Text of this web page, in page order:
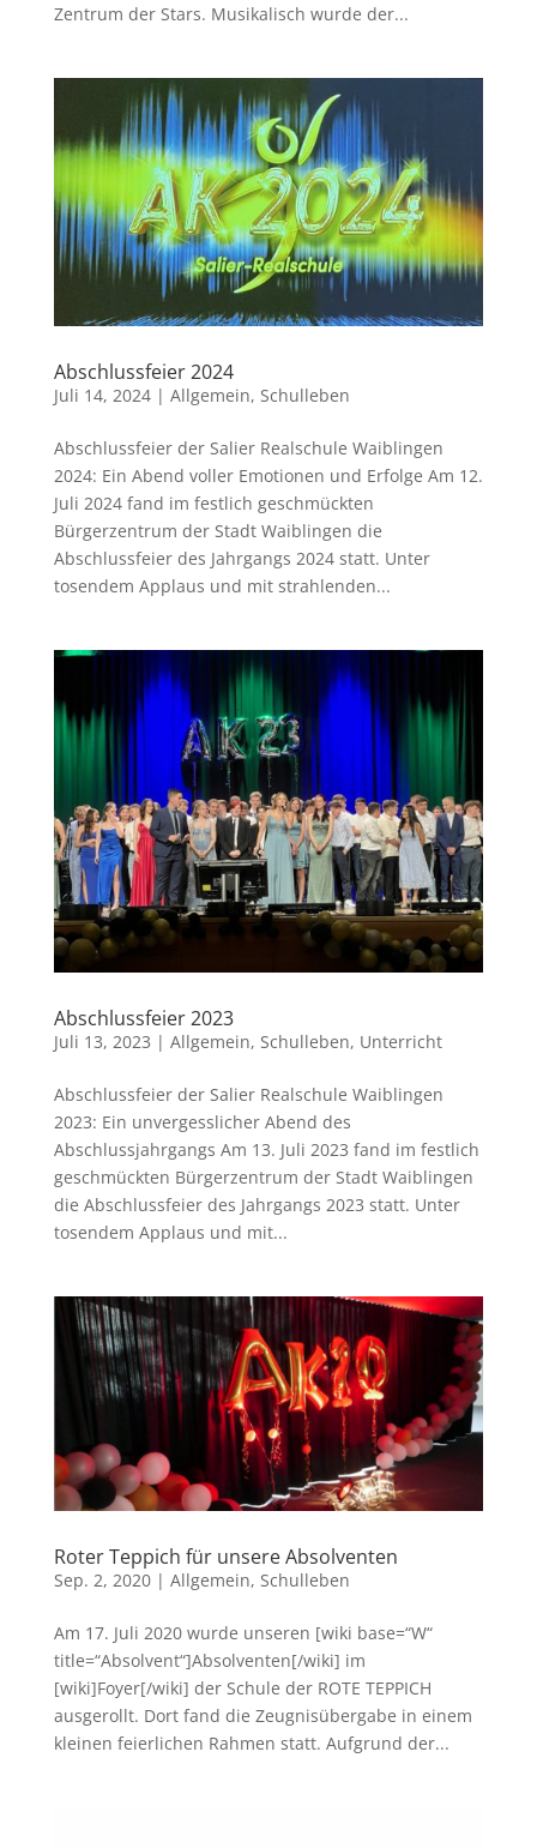
Zentrum der Stars. Musikalisch wurde der...
Abschlussfeier 2024
Juli 14, 2024| Allgemein, Schulleben
Abschlussfeier der Salier Realschule Waiblingen
2024: Ein Abend voller Emotionen und Erfolge Am 12.
Juli 2024 fand im festlich geschmückten
Bürgerzentrum der Stadt Waiblingen die
Abschlussfeier des Jahrgangs 2024 statt. Unter
tosendem Applaus und mit strahlenden...
Abschlussfeier 2023
Juli 13, 2023 | Allgemein, Schulleben, Unterricht
Abschlussfeier der Salier Realschule Waiblingen
2023: Ein unvergesslicher Abend des
Abschlussjahrgangs Am 13. Juli 2023 fand im festlich
geschmückten Bürgerzentrum der Stadt Waiblingen
die Abschlussfeier des Jahrgangs 2023 statt. Unter
tosendem Applaus und mit...
Roter Teppich für unsere Absolventen
Sep. 2, 2020| Allgemein, Schulleben
Am 17. Juli 2020 wurde unseren [wiki base=“W“
title=“Absolvent“]Absolventen[/wiki] im
[wiki]Foyer[/wiki] der Schule der ROTE TEPPICH
ausgerollt. Dort fand die Zeugnisübergabe in einem
kleinen feierlichen Rahmen statt. Aufgrund der...